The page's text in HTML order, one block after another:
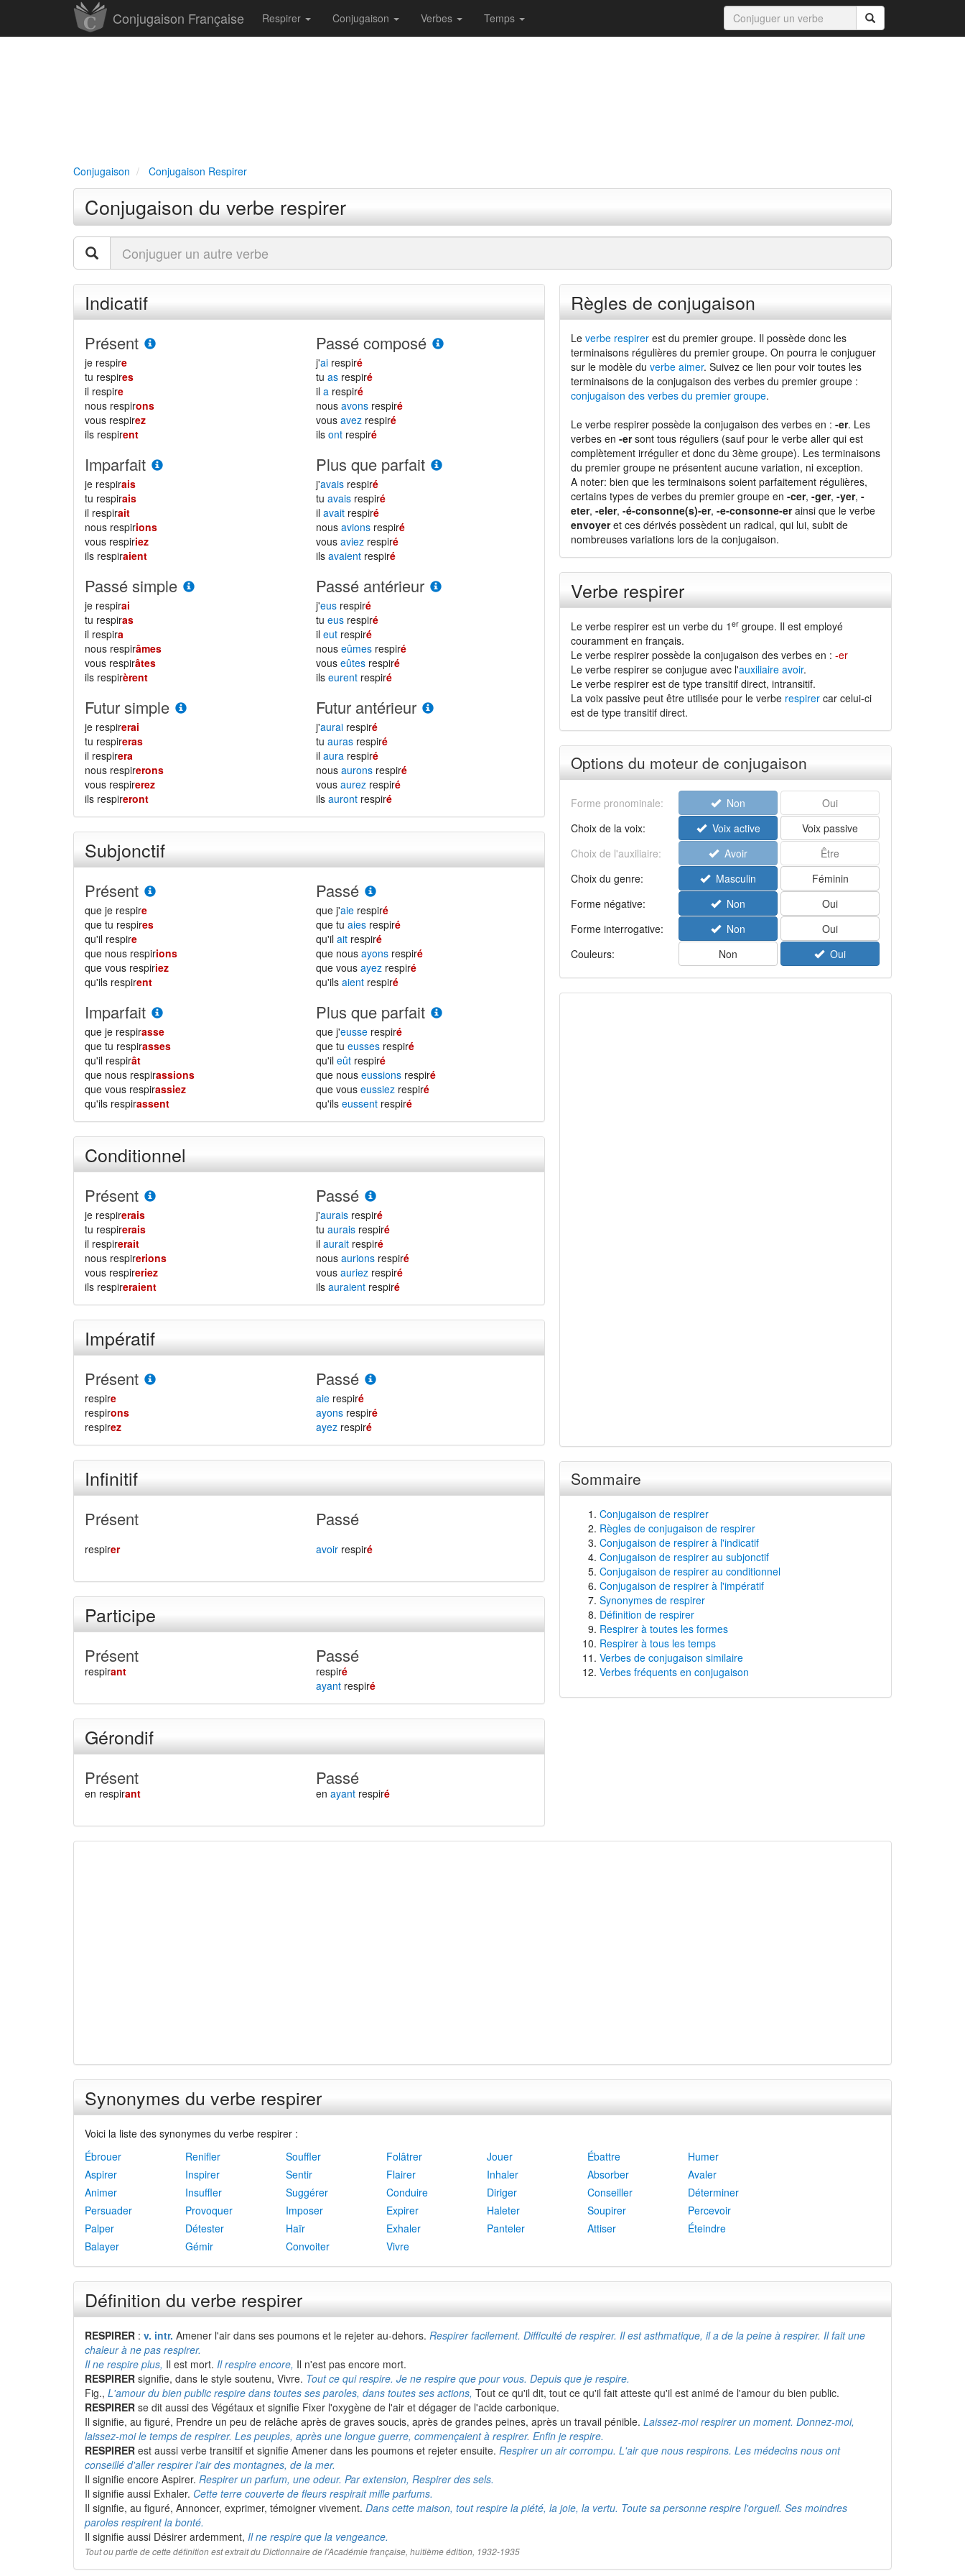
Conjugaison Française Respirer Conjugaison Verbes Temps
Conjugaison Conjugaison Respirer
Conjugaison du verbe respirer
Indicatif
Présent
je respire
tu respires
il respire
nous respirons
vous respirez
ils respirent
Passé composé
j'ai respiré
tuas respiré
ila respiré
nousavons respiré
vousavez respiré
ilsont respiré
Imparfait
je respirais
tu respirais
il respirait
nous respirions
vous respiriez
ils respiraient
Plus que parfait
j'avais respiré
tuavais respiré
ilavait respiré
nousavions respiré
vousaviez respiré
ilsavaient respiré
Passé simple
je respirai
tu respiras
il respira
nous respirâmes
vous respirâtes
ils respirèrent
Passé antérieur
j'eus respiré
tueus respiré
ileut respiré
nouseûmes respiré
vouseûtes respiré
ilseurent respiré
Futur simple
je respirerai
tu respireras
il respirera
nous respirerons
vous respirerez
ils respireront
Futur antérieur
j'aurai respiré
tuauras respiré
ilaura respiré
nousaurons respiré
vousaurez respiré
ilsauront respiré
Subjonctif
Présent
que je respire
que tu respires
qu'il respire
que nous respirions
que vous respiriez
qu'ils respirent
Passé
que j'aie respiré
que tuaies respiré
qu'ilait respiré
que nousayons respiré
que vousayez respiré
qu'ilsaient respiré
Imparfait
que je respirasse
que tu respirasses
qu'il respirât
que nous respirassions
que vous respirassiez
qu'ils respirassent
Plus que parfait
que j'eusse respiré
que tueusses respiré
qu'ileût respiré
que nouseussions respiré
que vouseussiez respiré
qu'ilseussent respiré
Conditionnel
Présent
je respirerais
tu respirerais
il respirerait
nous respirerions
vous respireriez
ils respireraient
Passé
j'aurais respiré
tuaurais respiré
ilaurait respiré
nousaurions respiré
vousauriez respiré
ilsauraient respiré
Impératif
Présent
respire
respirons
respirez
Passé
aie respiré
ayons respiré
ayez respiré
Infinitif
Présent
respirer
Passé
avoir respiré
Participe
Présent
respirant
Passé
respiré
ayant respiré
Gérondif
Présent
en respirant
Passé
enayant respiré
Règles de conjugaison
Le verbe respirerest du premier groupe. Il possède donc les
terminaisons régulières du premier groupe. On pourra le conjuguer
sur le modèle du verbe aimer. Suivez ce lien pour voir toutes les
terminaisons de la conjugaison des verbes du premier groupe :
conjugaison des verbes du premier groupe.
Le verbe respirer possède la conjugaison des verbes en : -er. Les
verbes en -ersont tous réguliers (sauf pour le verbe aller qui est
complètement irrégulier et donc du 3ème groupe). Les terminaisons
du premier groupe ne présentent aucune variation, ni exception.
A noter: bien que les terminaisons soient parfaitement régulières,
certains types de verbes du premier groupe en -cer, -ger, -yer, -
eter, -eler, -é-consonne(s)-er, -e-consonne-erainsi que le verbe
envoyeret ces dérivés possèdent un radical, qui lui, subit de
nombreuses variations lors de la conjugaison.
Verbe respirer
Le verbe respirer est un verbe du 1 ergroupe. Il est employé
couramment en français.
Le verbe respirer possède la conjugaison des verbes en : -er
Le verbe respirer se conjugue avec l'auxiliaire avoir.
Le verbe respirer est de type transitif direct, intransitif.
La voix passive peut être utilisée pour le verbe respirercar celui-ci
est de type transitif direct.
Options du moteur de conjugaison
Forme pronominale: Non
Oui
Choix de la voix:
Voix active
Voix passive
Choix de l'auxiliaire:
Avoir
Être
Choix du genre:
Masculin
Féminin
Forme négative:
Non
Oui
Forme interrogative:
Non
Oui
Couleurs:
Non Oui
Sommaire
Conjugaison de respirer
Règles de conjugaison de respirer
Conjugaison de respirer à l'indicatif
Conjugaison de respirer au subjonctif
Conjugaison de respirer au conditionnel
Conjugaison de respirer à l'impératif
Synonymes de respirer
Définition de respirer
Respirer à toutes les formes
Respirer à tous les temps
Verbes de conjugaison similaire
Verbes fréquents en conjugaison
Synonymes du verbe respirer
Voici la liste des synonymes du verbe respirer :
Ébrouer
Renifler Souffler Folâtrer Jouer Ébattre
Humer
Aspirer
Inspirer Sentir Flairer Inhaler Absorber
Avaler
Animer
Insuffler Suggérer Conduire Diriger Conseiller
Déterminer
Persuader
Provoquer Imposer Expirer Haleter Soupirer
Percevoir
Palper
Détester Haïr Exhaler Panteler Attiser
Éteindre
Balayer
Gémir Convoiter Vivre
Définition du verbe respirer
RESPIRER : v. intr. Amener l'air dans ses poumons et le rejeter au-dehors. Respirer facilement. Difficulté de respirer. Il est asthmatique, il a de la peine à respirer. Il fait une
chaleur à ne pas respirer.
Il ne respire plus, Il est mort. Il respire encore, Il n'est pas encore mort.
RESPIRER signifie, dans le style soutenu, Vivre. Tout ce qui respire. Je ne respire que pour vous. Depuis que je respire.
Fig., L'amour du bien public respire dans toutes ses paroles, dans toutes ses actions, Tout ce qu'il dit, tout ce qu'il fait atteste qu'il est animé de l'amour du bien public.
RESPIRER se dit aussi des Végétaux et signifie Fixer l'oxygène de l'air et dégager de l'acide carbonique.
Il signifie, au figuré, Prendre un peu de relâche après de graves soucis, après de grandes peines, après un travail pénible. Laissez-moi respirer un moment. Donnez-moi,
laissez-moi le temps de respirer. Les peuples, après une longue guerre, commençaient à respirer. Enfin je respire.
RESPIRER est aussi verbe transitif et signifie Amener dans les poumons et rejeter ensuite. Respirer un air corrompu. L'air que nous respirons. Les médecins nous ont
conseillé d'aller respirer l'air des montagnes, de la mer.
Il signifie encore Aspirer. Respirer un parfum, une odeur. Par extension, Respirer des sels.
Il signifie aussi Exhaler. Cette terre couverte de fleurs respirait mille parfums.
Il signifie, au figuré, Annoncer, exprimer, témoigner vivement. Dans cette maison, tout respire la piété, la joie, la vertu. Toute sa personne respire l'orgueil. Ses moindres
paroles respirent la bonté.
Il signifie aussi Désirer ardemment, Il ne respire que la vengeance.
Tout ou partie de cette définition est extrait du Dictionnaire de l'Académie française, huitième édition, 1932-1935